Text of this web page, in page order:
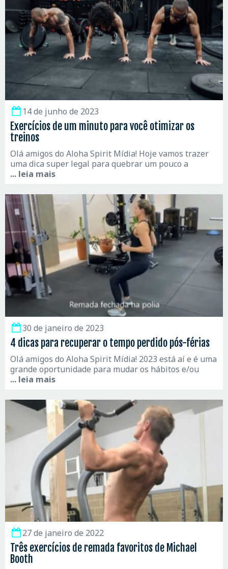
14 de junho de 2023
Exercícios de um minuto para você otimizar os
treinos
Olá amigos do Aloha Spirit Mídia! Hoje vamos trazer
uma dica super legal para quebrar um pouco a
... leia mais
30 de janeiro de 2023
4 dicas para recuperar o tempo perdido pós-férias
Olá amigos do Aloha Spirit Mídia! 2023 está aí e é uma
grande oportunidade para mudar os hábitos e/ou
... leia mais
27 de janeiro de 2022
Três exercícios de remada favoritos de Michael
Booth